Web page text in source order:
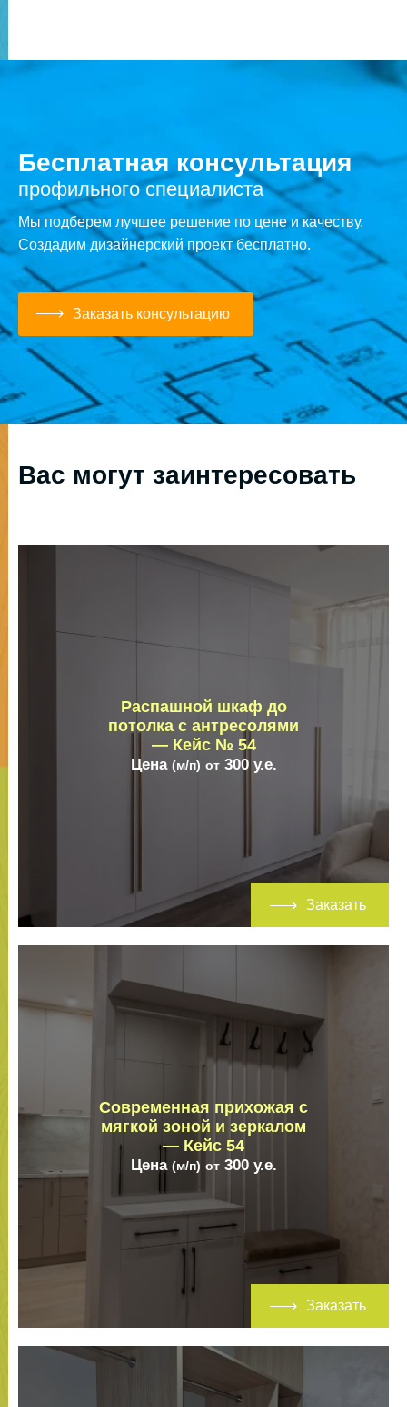
Бесплатная консультация
профильного специалиста
Мы подберем лучшее решение по цене и качеству.
Создадим дизайнерский проект бесплатно.
Заказать консультацию
Вас могут заинтересовать
Распашной шкаф до
потолка с антресолями
— Кейс № 54
Цена (м/п) от300 у.е.
Заказать
Современная прихожая с
мягкой зоной и зеркалом
— Кейс 54
Цена (м/п) от300 у.е.
Заказать